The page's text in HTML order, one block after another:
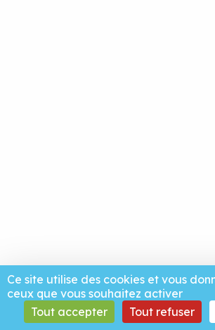
Ce site utilise des cookies et vous
ceux que vous souhaitez activer
Tout accepter
Tout refuser